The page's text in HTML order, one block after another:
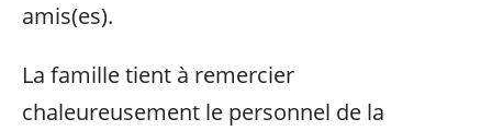
amis(es).
La famille tient à remercier
chaleureusement le personnel de la